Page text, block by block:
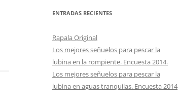
ENTRADAS RECIENTES
Rapala Original
Los mejores señuelos para pescar la
lubina en la rompiente. Encuesta 2014.
Los mejores señuelos para pescar la
lubina en aguas tranquilas. Encuesta 2014